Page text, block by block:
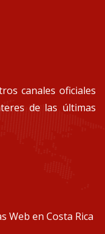
canales oficiales
de las últimas
Web en Costa Rica